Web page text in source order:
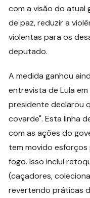
com a visão do atual
de paz, reduzir a
violentas para os
deputado.
A medida ganhou
entrevista de Lula
presidente declarou
covarde". Esta linha
com as ações do
tem movido esforços
fogo. Isso inclui
(caçadores,
revertendo práticas